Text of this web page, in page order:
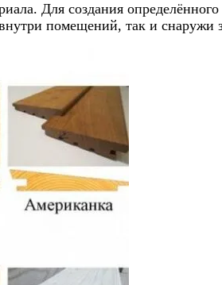
Для создания
помещений, так и снаружи